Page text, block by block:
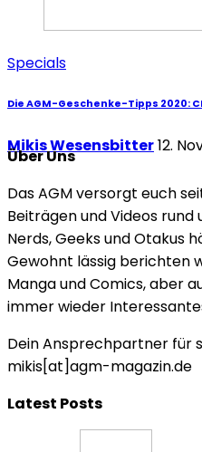
Specials
Die AGM-Geschenke-Tipps 2020:
Mikis Wesensbitter12.
Über Uns
Das AGM versorgt euch
Beiträgen und Videos rund
Nerds, Geeks und Otakus
Gewohnt lässig berichten
Manga und Comics, aber
immer wieder
Dein Ansprechpartner für
mikis[at]agm-magazin.de
Latest Posts